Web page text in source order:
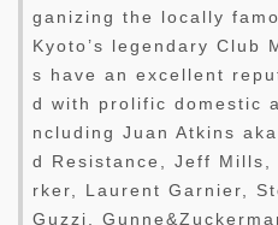
ganizing the locally
Kyoto’s legendary Club
s have an excellent
d with prolific domestic
ncluding Juan Atkins
d Resistance, Jeff Mills,
rker, Laurent Garnier,
Guzzi,